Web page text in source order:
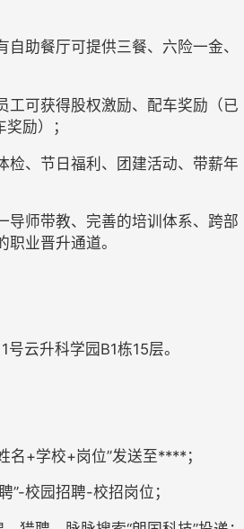
自助餐厅可提供三餐、六险一金、
工可获得股权激励、配车奖励（已
励）；
检、节日福利、团建活动、带薪年
导师带教、完善的培训体系、跨部
业晋升通道。
云升科学园B1栋15层。
名+学校+岗位”发送至****；
”-校园招聘-校招岗位；